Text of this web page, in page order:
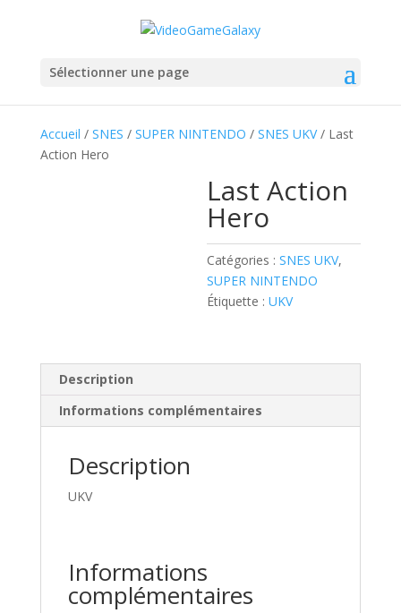
Sélectionner une page
Accueil / SNES / SUPER NINTENDO / SNES UKV/ Last
Action Hero
Last Action
Hero
Catégories :SNES UKV,
SUPER NINTENDO
Étiquette :UKV
Description
Informations complémentaires
Description
UKV
Informations
complémentaires